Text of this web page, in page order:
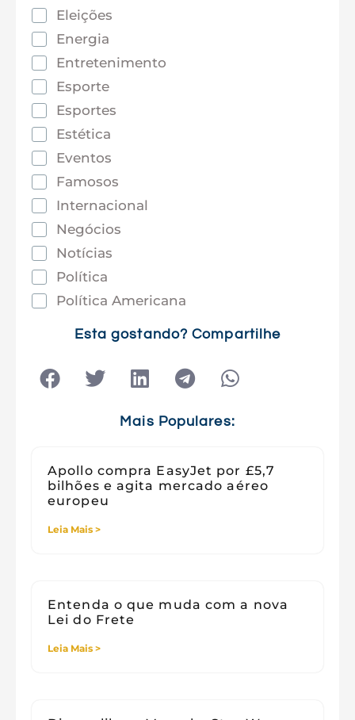
Eleições
Energia
Entretenimento
Esporte
Esportes
Estética
Eventos
Famosos
Internacional
Negócios
Notícias
Política
Política Americana
Tecnologia
Esta gostando? Compartilhe
Mais Populares:
Apollo compra EasyJet por £5,7
bilhões e agita mercado aéreo
europeu
Leia Mais >
Entenda o que muda com a nova
Lei do Frete
Leia Mais >